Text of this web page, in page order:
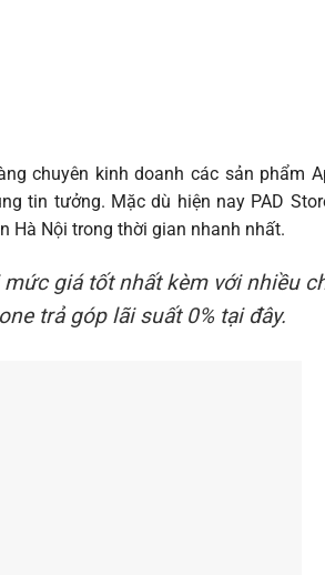
chuyên kinh doanh các sản phẩm
tin tưởng. Mặc dù hiện nay PAD
Hà Nội trong thời gian nhanh nhất.
giá tốt nhất kèm với nhiều
trả góp lãi suất 0% tại đây.